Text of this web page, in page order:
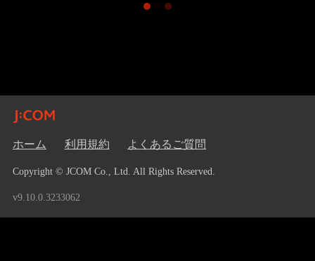
ホーム 利用規約 よくあるご質問
Copyright © JCOM Co., Ltd. All Rights Reserved.
v9.10.0.3233062